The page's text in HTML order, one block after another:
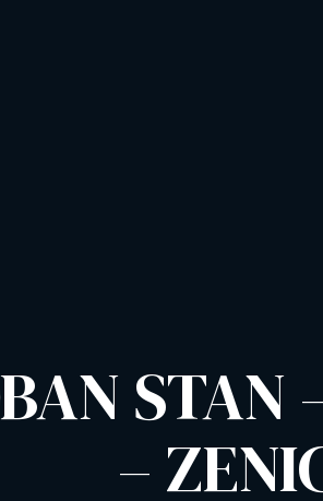
STAN
–